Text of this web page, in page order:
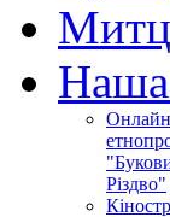
Наша
Різдво"